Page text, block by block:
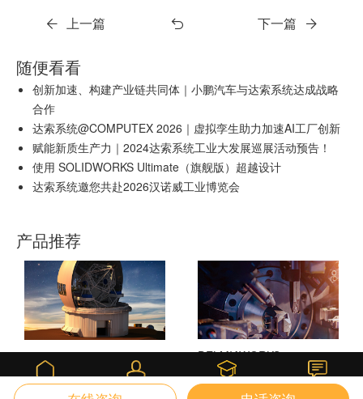
上一篇 下一篇
随便看看
创新加速、构建产业链共同体｜小鹏汽车与达索系统达成战略
合作
达索系统@COMPUTEX 2026｜虚拟孪生助力加速AI工厂创新
赋能新质生产力｜2024达索系统工业大发展巡展活动预告！
使用 SOLIDWORKS Ultimate（旗舰版）超越设计
达索系统邀您共赴2026汉诺威工业博览会
产品推荐
SOLIDWORKS 3D CAD DELMIAWORKS